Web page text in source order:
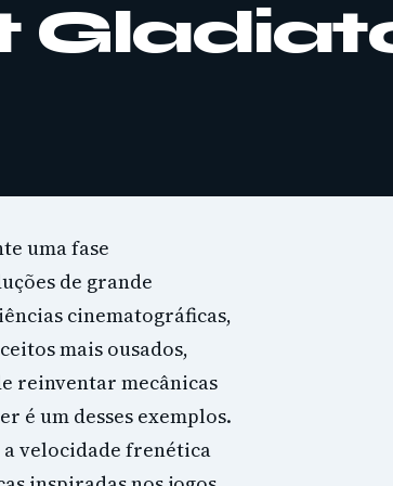
uma fase
de grande
cinematográficas,
mais ousados,
reinventar mecânicas
é um desses exemplos.
a velocidade frenética